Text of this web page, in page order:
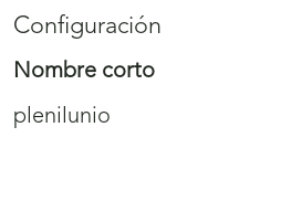
Configuración
Nombre corto
plenilunio